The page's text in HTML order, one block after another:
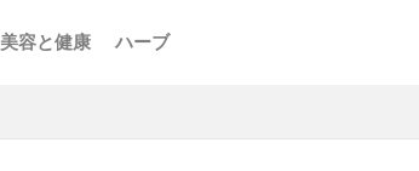
美容と健康 ハーブ